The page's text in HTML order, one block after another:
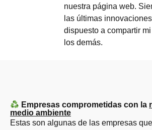
nuestra página web.
las últimas
dispuesto a compartir
los demás.
Empresas comprometidas con la
medio ambiente
Estas son algunas de las empresas que